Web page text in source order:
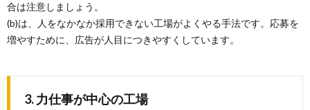
合は注意しましょう。
(b)は、人をなかなか採用できない工場がよくやる手法です。応募を
増やすために、広告が人目につきやすくしています。
3. 力仕事が中心の工場